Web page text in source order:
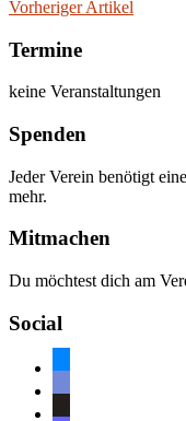
Vorheriger Artikel
Termine
keine Veranstaltungen
Spenden
Jeder Verein benötigt
mehr.
Mitmachen
Du möchtest dich am
Social